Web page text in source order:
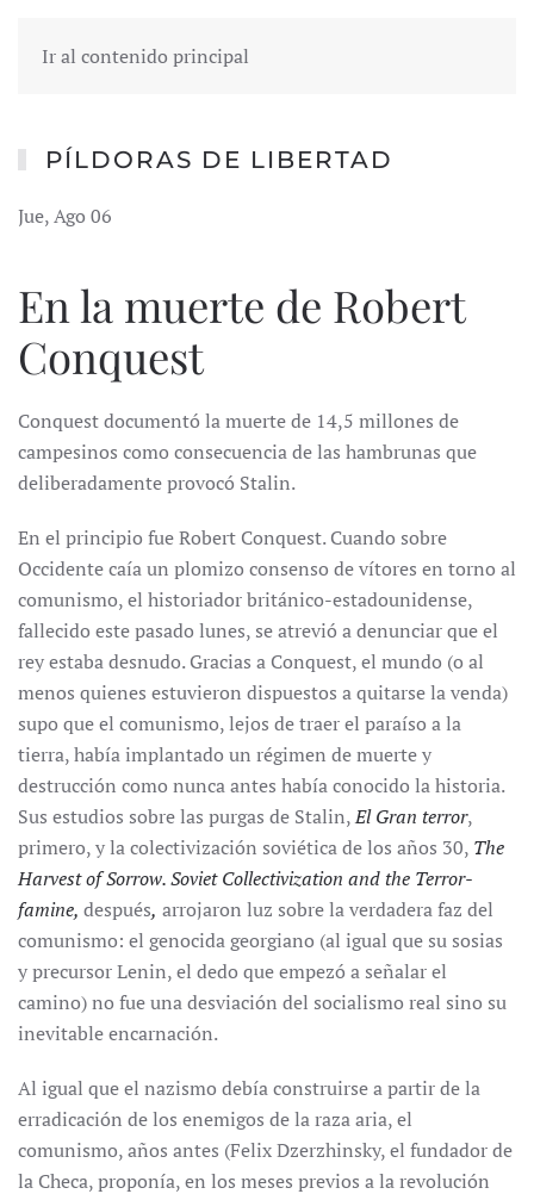
Ir al contenido principal
PÍLDORAS DE LIBERTAD
Jue, Ago 06
En la muerte de Robert
Conquest
Conquest documentó la muerte de 14,5 millones de
campesinos como consecuencia de las hambrunas que
deliberadamente provocó Stalin.
En el principio fue Robert Conquest. Cuando sobre
Occidente caía un plomizo consenso de vítores en torno al
comunismo, el historiador británico-estadounidense,
fallecido este pasado lunes, se atrevió a denunciar que el
rey estaba desnudo. Gracias a Conquest, el mundo (o al
menos quienes estuvieron dispuestos a quitarse la venda)
supo que el comunismo, lejos de traer el paraíso a la
tierra, había implantado un régimen de muerte y
destrucción como nunca antes había conocido la historia.
Sus estudios sobre las purgas de Stalin,El Gran terror,
primero, y la colectivización soviética de los años 30, The
Harvest of Sorrow. Soviet Collectivization and the Terror-
famine, después, arrojaron luz sobre la verdadera faz del
comunismo: el genocida georgiano (al igual que su sosias
y precursor Lenin, el dedo que empezó a señalar el
camino) no fue una desviación del socialismo real sino su
inevitable encarnación.
Al igual que el nazismo debía construirse a partir de la
erradicación de los enemigos de la raza aria, el
comunismo, años antes (Felix Dzerzhinsky, el fundador de
la Checa, proponía, en los meses previos a la revolución